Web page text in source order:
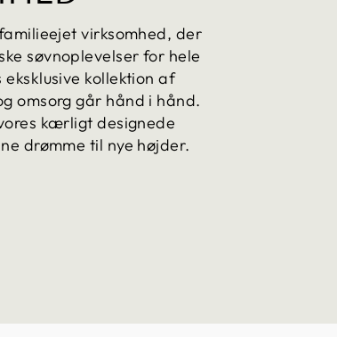
virksomhed, der
søvnoplevelser for hele
kollektion af
omsorg går hånd i hånd.
kærligt designede
drømme til nye højder.